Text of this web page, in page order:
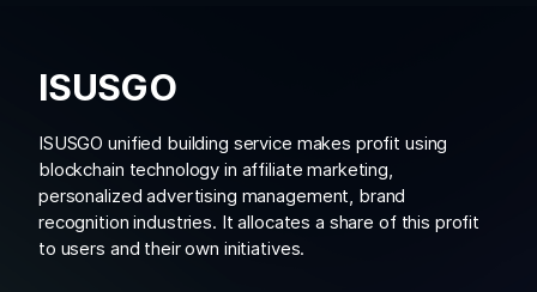
ISUSGO
ISUSGO unified building service makes profit using
blockchain technology in affiliate marketing,
personalized advertising management, brand
recognition industries. It allocates a share of this profit
to users and their own initiatives.